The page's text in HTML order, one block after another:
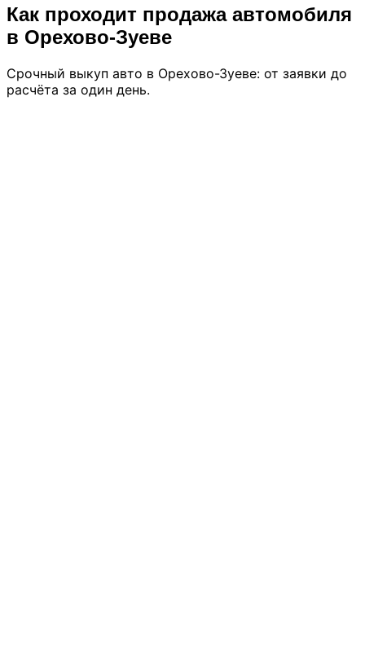
Как проходит продажа автомобиля
в Орехово-Зуеве
Срочный выкуп авто в Орехово-Зуеве: от заявки до
расчёта за один день.